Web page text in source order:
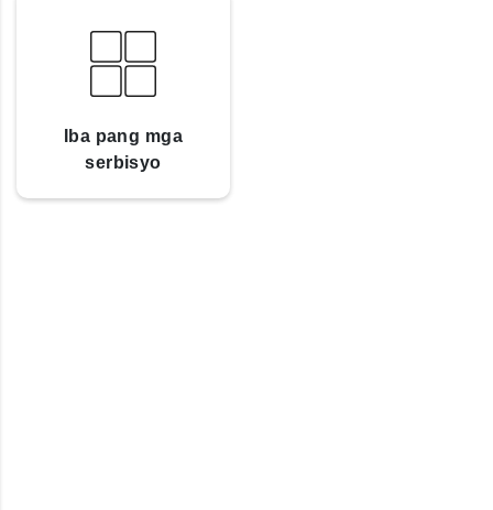
Iba pang mga
serbisyo